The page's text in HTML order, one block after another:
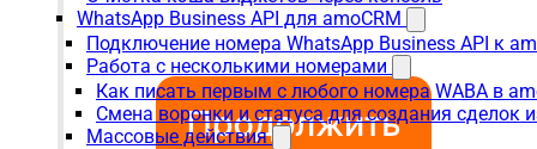
WhatsApp Business API для amoCRM
Подключение номера WhatsApp Business API к
Работа с несколькими номерами
Как писать первым с любого номера WABA в
Смена воронки и статуса для создания сделок
Массовые действия